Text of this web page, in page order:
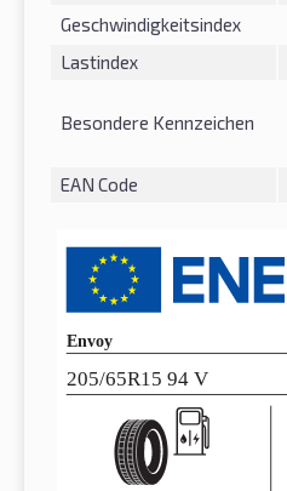
Geschwindigkeitsindex
Lastindex
Besondere Kennzeichen
EAN Code